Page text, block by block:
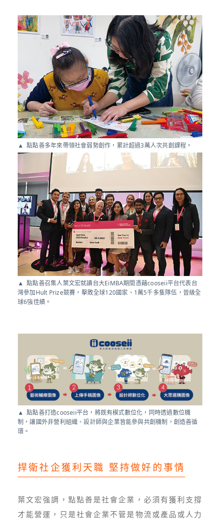
點點善多年來帶領社會弱勢創作，累計超過3萬人次共創課程。
點點善召集人葉文宏就讀台大EiMBA期間憑藉cooseii平台代表台
灣參加Hult Prize競賽，擊敗全球120國家、1萬5千多隻隊伍，晉級全
球6強佳績。
點點善打造cooseii平台，將既有模式數位化，同時透過數位機
制，讓國外非營利組織、設計師與企業皆能參與共創機制，創造善循
環。
捍衛社企獲利天職 堅持做好的事情
葉文宏強調，點點善是社會企業，必須有獲利支撐
才能營運，只是社會企業不管是物流或產品或人力